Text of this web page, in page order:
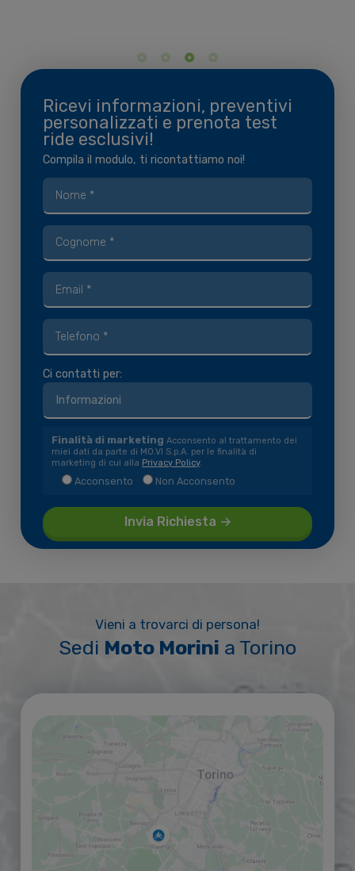
Ricevi informazioni, preventivi
personalizzati e prenota test
ride esclusivi!
Compila il modulo, ti ricontattiamo noi!
Ci contatti per:
Finalità di marketing Acconsento al trattamento dei
miei dati da parte di MO.VI S.p.A. per le finalità di
marketing di cui alla Privacy Policy.
Acconsento Non Acconsento
Vieni a trovarci di persona!
Sedi Moto Morini a Torino